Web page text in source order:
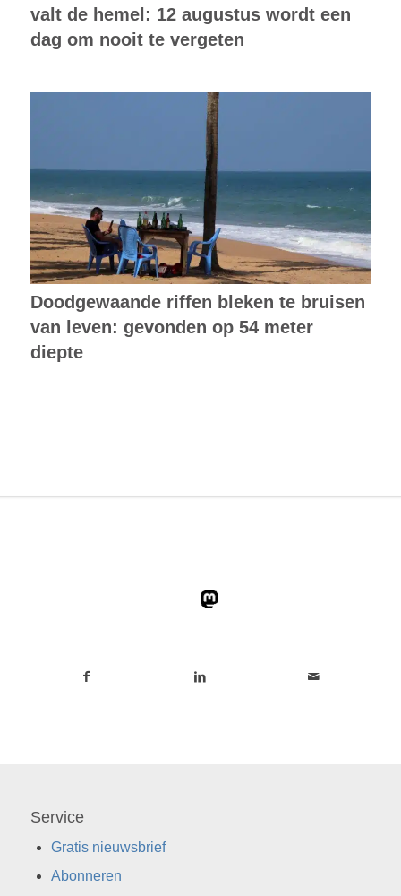
valt de hemel: 12 augustus wordt een
dag om nooit te vergeten
Doodgewaande riffen bleken te bruisen
van leven: gevonden op 54 meter
diepte
Service
Gratis nieuwsbrief
Abonneren